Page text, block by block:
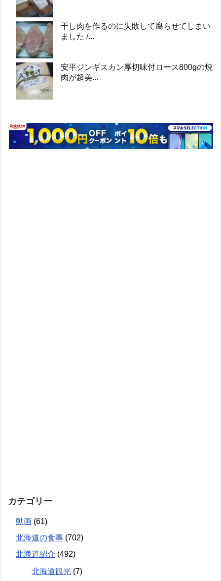
干し肉を作るのに失敗して腐らせてしまい
ました /...
安平ジンギスカン厚切味付ロース800gの焼
肉が超美...
カテゴリー
動画 (61)
北海道の食事 (702)
北海道紹介 (492)
北海道観光 (7)